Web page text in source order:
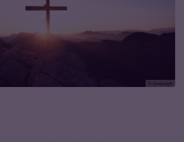
© Unsplash